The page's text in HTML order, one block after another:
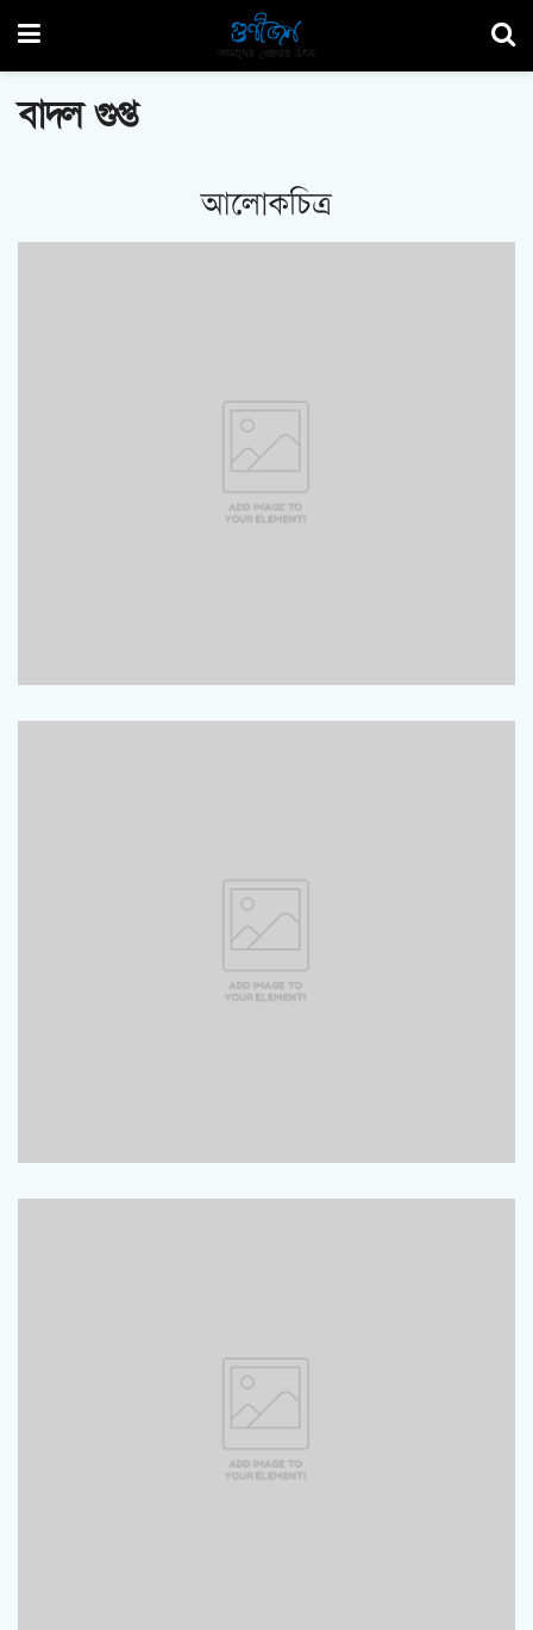
বাদল গুপ্ত
আলোকচিত্র